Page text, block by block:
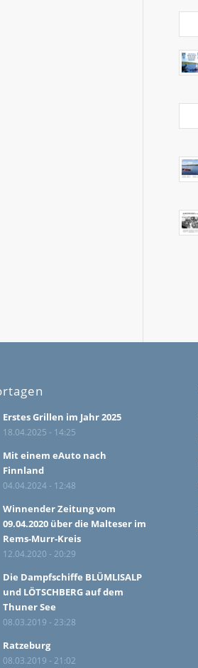
Erstes Grillen im Jahr 2025
18.04.2025 - 14:25
Mit einem eAuto nach
Finnland
04.04.2024 - 12:48
Winnender Zeitung vom
09.04.2020 über die Malteser im
Rems-Murr-Kreis
12.04.2020 - 20:29
Die Dampfschiffe BLÜMLISALP
und LÖTSCHBERG auf dem
Thuner See
08.03.2019 - 23:28
Ratzeburg
08.03.2019 - 21:02